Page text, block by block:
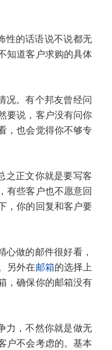
性的话语说不说都无
知道客户求购的具体
况。有个邦友曾经问
要说，客户没有问你
，也会觉得你不够专
之正文你就是要写客
有些客户也不愿意回
，你的回复和客户要
做的邮件很好看，
另外在邮箱的选择上
，确保你的邮箱没有
力，不然你就是做无
户不会考虑的。基本